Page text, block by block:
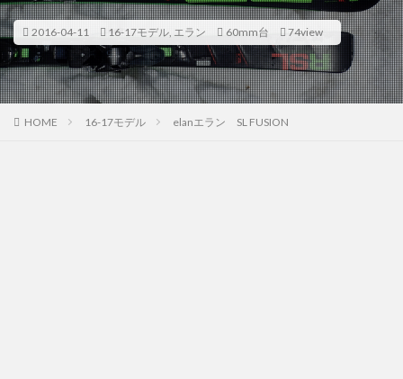
2016-04-11 16-17モデル, エラン 60mm台 74view
HOME 16-17モデル elanエラン SL FUSION